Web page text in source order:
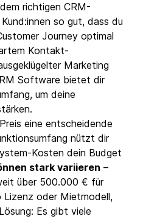
richtigen CRM-
so gut, dass du
Journey optimal
Kontakt-
Marketing
Software bietet dir
um deine
eine entscheidende
nützt dir
Kosten dein Budget
stark variieren –
über 500.000 € für
Lizenz oder Mietmodell,
Es gibt viele